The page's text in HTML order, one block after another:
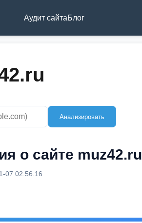
Аудит сайтаБлог
Анализировать
о сайте muz42.ru
07 02:56:16